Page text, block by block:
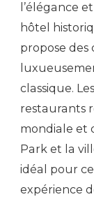
l’élégance
hôtel
propose des
classique.
restaurants
mondiale et
Park et la
idéal pour
expérience